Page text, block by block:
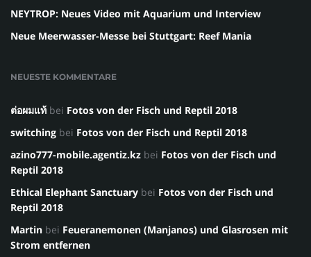
NEYTROP: Neues Video mit Aquarium und Interview
Neue Meerwasser-Messe bei Stuttgart: Reef Mania
NEUESTE KOMMENTARE
ต่อผมแท้ bei Fotos von der Fisch und Reptil 2018
switching bei Fotos von der Fisch und Reptil 2018
azino777-mobile.agentiz.kz bei Fotos von der Fisch und
Reptil 2018
Ethical Elephant Sanctuary bei Fotos von der Fisch und
Reptil 2018
Martin bei Feueranemonen (Manjanos) und Glasrosen mit
Strom entfernen